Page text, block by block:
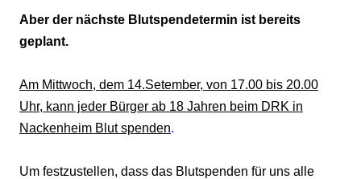
Aber der nächste Blutspendetermin ist bereits
geplant.
Am Mittwoch, dem 14.Setember, von 17.00 bis 20.00
Uhr, kann jeder Bürger ab 18 Jahren beim DRK in
Nackenheim Blut spenden.
Um festzustellen, dass das Blutspenden für uns alle